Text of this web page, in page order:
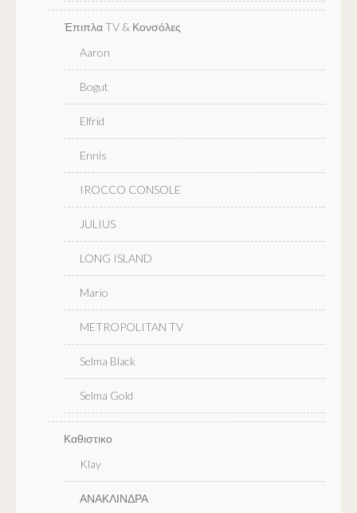
Έπιπλα TV & Κονσόλες
Aaron
Bogut
Elfrid
Ennis
IROCCO CONSOLE
JULIUS
LONG ISLAND
Mario
METROPOLITAN TV
Selma Black
Selma Gold
Καθιστικο
Klay
ΑΝΑΚΛΙΝΔΡΑ